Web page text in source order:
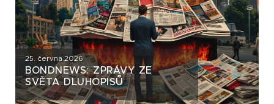
25. června 2026
BONDNEWS: ZPRÁVY ZE
SVĚTA DLUHOPISŮ